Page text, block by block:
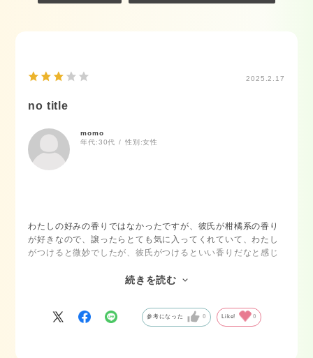
2025.2.17
no title
momo
年代:30代 性別:女性
わたしの好みの香りではなかったですが、彼氏が柑橘系の香り
が好きなので、譲ったらとても気に入ってくれていて、わたし
がつけると微妙でしたが、彼氏がつけるといい香りだなと感じ
初めてで香りの好みが不安になることがあるので小さいサイズ
からご用意があるのがとてもいいなと思いました。彼が気に入
続きを読む
参考になった 0 Like! 0